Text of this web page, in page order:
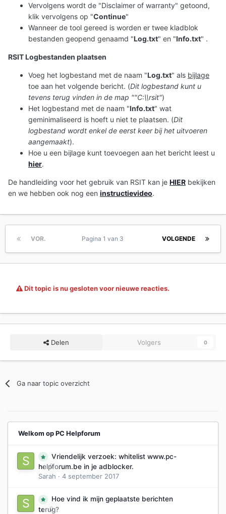
Vervolgens wordt de "Disclaimer of warranty" getoond,
klik vervolgens op "Continue"
Wanneer de tool gereed is worden er twee kladblok
bestanden geopend genaamd "Log.txt" en "Info.txt" .
RSIT Logbestanden plaatsen
Voeg het logbestand met de naam "Log.txt" als bijlage
toe aan het volgende bericht. (Dit logbestand kunt u
tevens terug vinden in de map ""C:\\rsit")
Het logbestand met de naam "Info.txt" wat
geminimaliseerd is hoeft u niet te plaatsen. (Dit
logbestand wordt enkel de eerst keer bij het uitvoeren
aangemaakt).
Hoe u een bijlage kunt toevoegen aan het bericht leest u
hier.
De handleiding voor het gebruik van RSIT kan je HIER bekijken
en we hebben ook nog een instructievideo.
VOR. VOLGENDE
Pagina 1 van 3
Dit topic is nu gesloten voor nieuwe reacties.
Delen Volgers 0
Ga naar topic overzicht
Welkom op PC Helpforum
0
Vriendelijk verzoek: whitelist www.pc-
helpforum.be in je adblocker.
Sarah · 4 september 2017
0
Hoe vind ik mijn geplaatste berichten
terug?